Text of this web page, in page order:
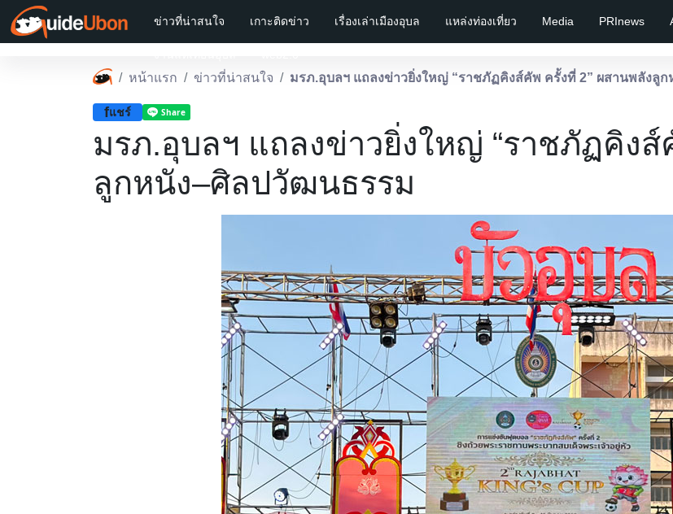
ข่าวที่น่าสนใจ เกาะติดข่าว เรื่องเล่าเมืองอุบล แหล่งท่องเที่ยว Media PRInews
หน้าแรก ข่าวที่น่าสนใจ มรภ.อุบลฯ แถลงข่าวยิ่งใหญ่ “ราชภัฏคิงส์คัพ ครั้งที่ 2” ผสานพลังลู
fแชร์
มรภ.อุบลฯ แถลงข่าวยิ่งใหญ่ “ราชภัฏคิงส์
ลูกหนัง–ศิลปวัฒนธรรม